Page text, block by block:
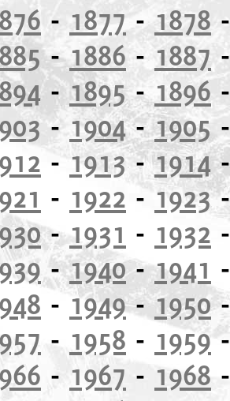
- 1877-1878
-1886-1887
-1895-1896
- 1904-1905
-1913-1914
- 1922 - 1923
-1931 - 1932
-1940-1941
- 1949-1950
- 1958 - 1959
- 1967 - 1968